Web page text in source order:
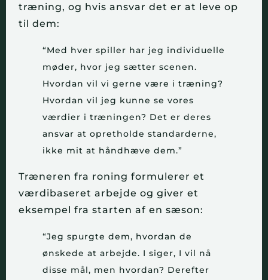
træning, og hvis ansvar det er at leve op
til dem:
“Med hver spiller har jeg individuelle
møder, hvor jeg sætter scenen.
Hvordan vil vi gerne være i træning?
Hvordan vil jeg kunne se vores
værdier i træningen? Det er deres
ansvar at opretholde standarderne,
ikke mit at håndhæve dem.”
Træneren fra roning formulerer et
værdibaseret arbejde og giver et
eksempel fra starten af en sæson:
“Jeg spurgte dem, hvordan de
ønskede at arbejde. I siger, I vil nå
disse mål, men hvordan? Derefter